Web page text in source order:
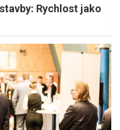
Rychlost jako